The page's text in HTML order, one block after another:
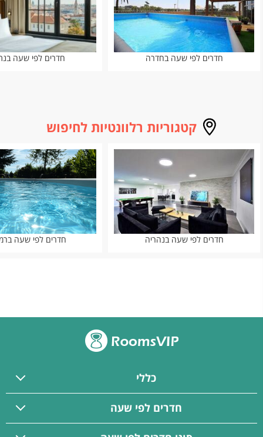
חדרים לפי שעה בחדרה חדרים לפי שעה
קטגוריות רלוונטיות לחיפוש
חדרים לפי שעה בנהריה חדרים לפי שעה
כללי
חדרים לפי שעה